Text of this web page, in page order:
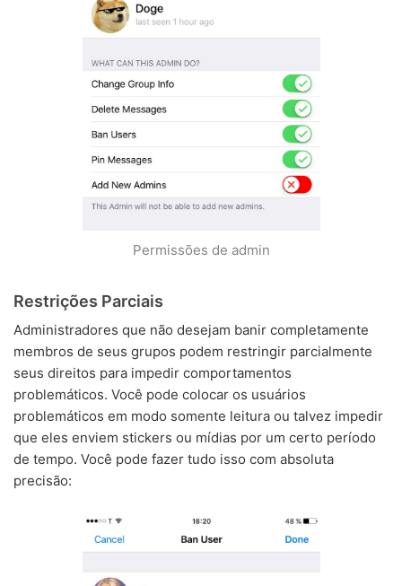
Permissões de admin
Restrições Parciais
Administradores que não desejam banir completamente
membros de seus grupos podem restringir parcialmente
seus direitos para impedir comportamentos
problemáticos. Você pode colocar os usuários
problemáticos em modo somente leitura ou talvez impedir
que eles enviem stickers ou mídias por um certo período
de tempo. Você pode fazer tudo isso com absoluta
precisão: